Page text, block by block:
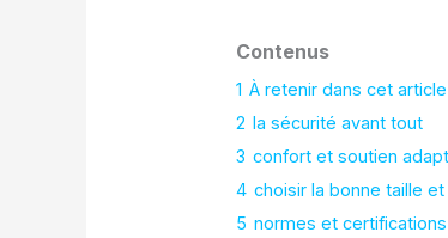
Contenus
1 À retenir dans cet article
2 la sécurité avant tout
3 confort et soutien
4 choisir la bonne taille
5 normes et